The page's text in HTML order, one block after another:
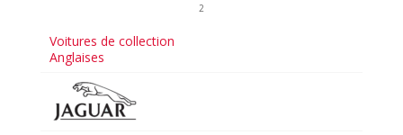
2
Voitures de collection
Anglaises